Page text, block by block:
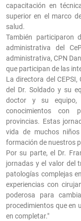
capacitación en
superior en el marco
salud.
También participaron
administrativa del
administrativa, CPN
que participan de las
La directora del
del Dr. Soldado y su
doctor y su equipo,
conocimientos con
provincias. Estas
vida de muchos
formación de nuestros
Por su parte, el Dr.
jornadas y el valor del
patologías complejas
experiencias con
poderosa para
procedimientos que en
en completar."